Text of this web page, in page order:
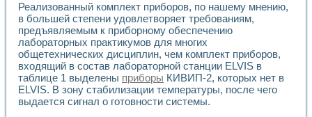
Микрозондовая система для характеризации
Метод траекторий в исследовании
Промышленная автоматизация
Автоматизация технологических процессов получения
Использование систем технического зрения для контроля
Исследование электромагнитных переходных процессов
Применение LabVIEW при разработке обучающих
Разработка виртуальных тренажеров путем
Реализованный комплект приборов, по нашему мнению,
в большей степени удовлетворяет требованиям,
предъявляемым к приборному обеспечению
лабораторных практикумов для многих
общетехнических дисциплин, чем комплект приборов,
входящий в состав лабораторной станции ELVIS в
таблице 1 выделены приборы КИВИП-2, которых нет в
ELVIS. В зону стабилизации температуры, после чего
выдается сигнал о готовности системы.